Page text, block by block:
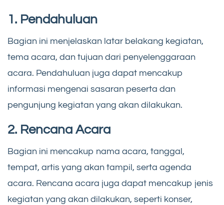
1. Pendahuluan
Bagian ini menjelaskan latar belakang kegiatan,
tema acara, dan tujuan dari penyelenggaraan
acara. Pendahuluan juga dapat mencakup
informasi mengenai sasaran peserta dan
pengunjung kegiatan yang akan dilakukan.
2. Rencana Acara
Bagian ini mencakup nama acara, tanggal,
tempat, artis yang akan tampil, serta agenda
acara. Rencana acara juga dapat mencakup jenis
kegiatan yang akan dilakukan, seperti konser,